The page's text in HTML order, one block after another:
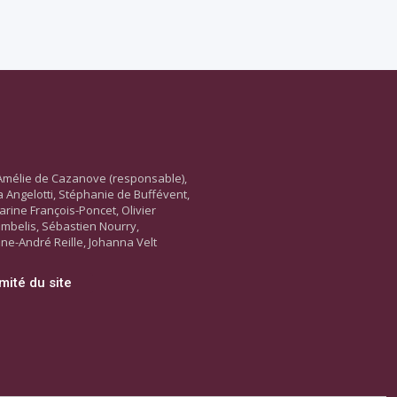
de Cazanove (responsable),
Angelotti, Stéphanie de Buffévent,
François-Poncet, Olivier
Sébastien Nourry,
André Reille, Johanna Velt
du site